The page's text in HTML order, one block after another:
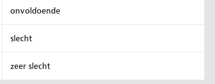
onvoldoende
slecht
zeer slecht